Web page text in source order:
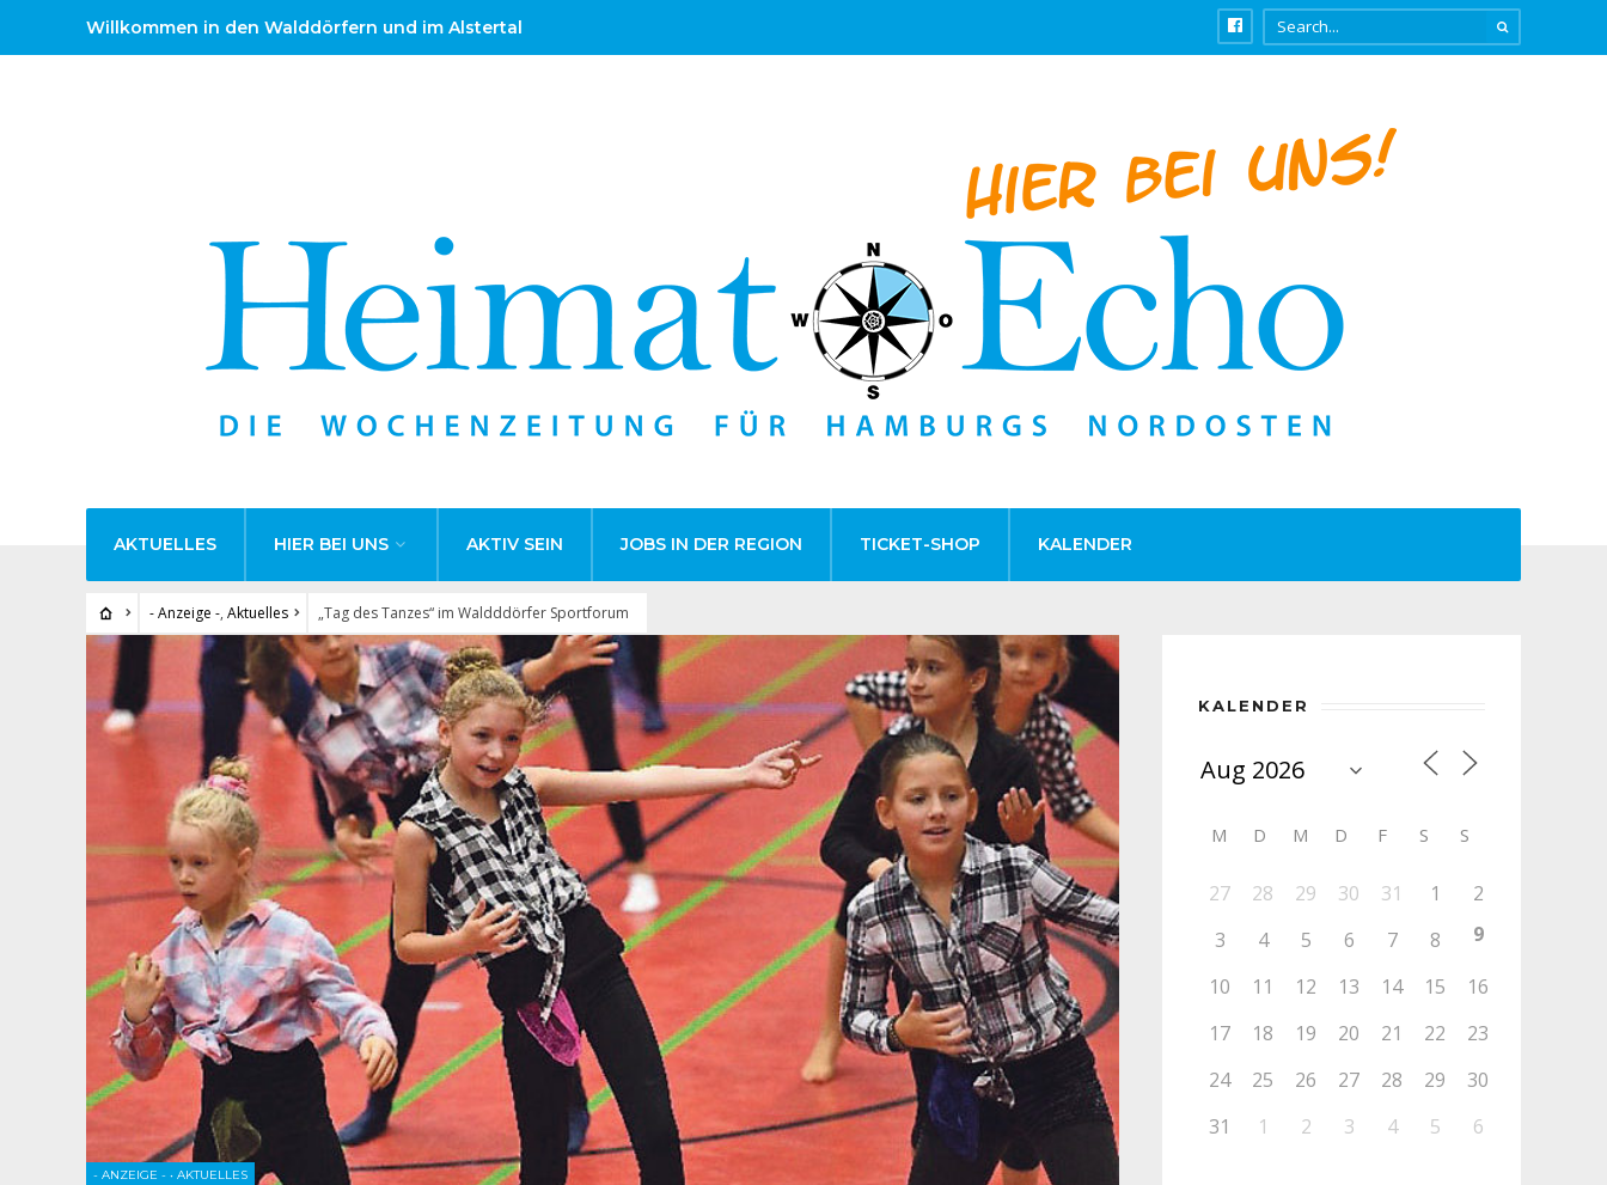
Willkommen in den Walddörfern und im Alstertal
AKTUELLES HIER BEI UNS AKTIV SEIN JOBS IN DER REGION TICKET-SHOP KALENDER
- Anzeige -, Aktuelles „Tag des Tanzes“ im Waldddörfer Sportforum
- ANZEIGE - • AKTUELLES
KALENDER
M D M D F S S
27 28 29 30 31 1
2
3
4 5 6 7 8
9
10
11 12 13 14 15
16
17
18 19 20 21 22
23
24
25 26 27 28 29
30
31
1 2 3 4 5 6